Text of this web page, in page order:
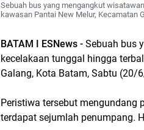
Sebuah bus yang mengangkut
kawasan Pantai New Melur, Kecamatan
BATAM I ESNews - Sebuah bus
kecelakaan tunggal hingga
Galang, Kota Batam, Sabtu (20/
Peristiwa tersebut mengundang
terdapat sejumlah penumpang.